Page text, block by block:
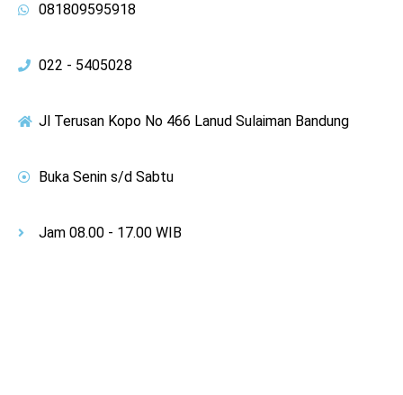
081809595918
022 - 5405028
Jl Terusan Kopo No 466 Lanud Sulaiman Bandung
Buka Senin s/d Sabtu
Jam 08.00 - 17.00 WIB